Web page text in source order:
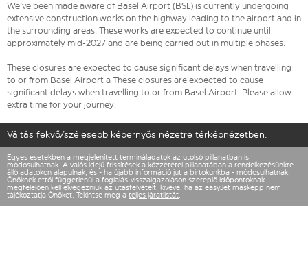
We've been made aware of Basel Airport (BSL) is currently undergoing
extensive construction works on the highway leading to the airport and in
the surrounding areas. These works are expected to continue until
approximately mid-2027 and are being carried out in multiple phases.
These closures are expected to cause significant delays when travelling
to or from Basel Airport a These closures are expected to cause
significant delays when travelling to or from Basel Airport. Please allow
extra time for your journey.
Váltás fekvő/szélesebb képernyős nézetre térképnézetben.
Egyes esetekben a megjelenített termináladatok az utolsó pillanatban is
módosulhatnak. A valós idejű frissítések a közzététel pillanatában a rendelkezésünkre
álló adatokon alapulnak, és - ha újabb információ jut a birtokunkba - módosulhatnak.
Önöknek ettől függetlenül a foglalás-visszaigazoláson szereplő időpontoknak
megfelelően kell elvégezniük az utasfelvételt, kivéve, ha az easyJet másképp nem
tájékoztatja Önöket. Tekintse meg a teljes járatlistát.